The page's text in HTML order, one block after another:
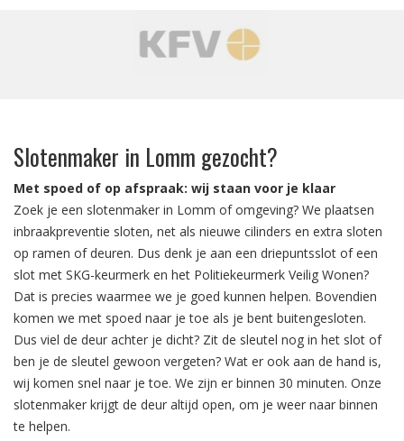
Slotenmaker in Lomm gezocht?
Met spoed of op afspraak: wij staan voor je klaar
Zoek je een slotenmaker in Lomm of omgeving? We plaatsen
inbraakpreventie sloten, net als nieuwe cilinders en extra sloten
op ramen of deuren. Dus denk je aan een driepuntsslot of een
slot met SKG-keurmerk en het Politiekeurmerk Veilig Wonen?
Dat is precies waarmee we je goed kunnen helpen. Bovendien
komen we met spoed naar je toe als je bent buitengesloten.
Dus viel de deur achter je dicht? Zit de sleutel nog in het slot of
ben je de sleutel gewoon vergeten? Wat er ook aan de hand is,
wij komen snel naar je toe. We zijn er binnen 30 minuten. Onze
slotenmaker krijgt de deur altijd open, om je weer naar binnen
te helpen.